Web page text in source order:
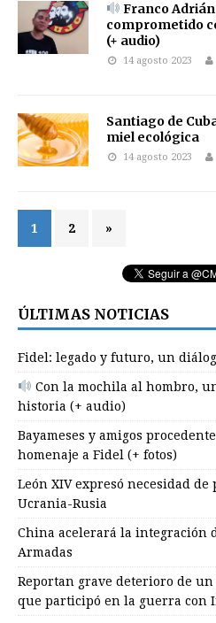
Franco
comprometido
(+ audio)
14 agosto 2023
Santiago de
miel ecológica
14 agosto 2023
1 2 »
ÚLTIMAS NOTICIAS
Fidel: legado y futuro, un
Con la mochila al hombro,
historia (+ audio)
Bayameses y amigos
homenaje a Fidel (+ fotos)
León XIV expresó necesidad
Ucrania-Rusia
China acelerará la integración
Armadas
Reportan grave deterioro de un
que participó en la guerra con